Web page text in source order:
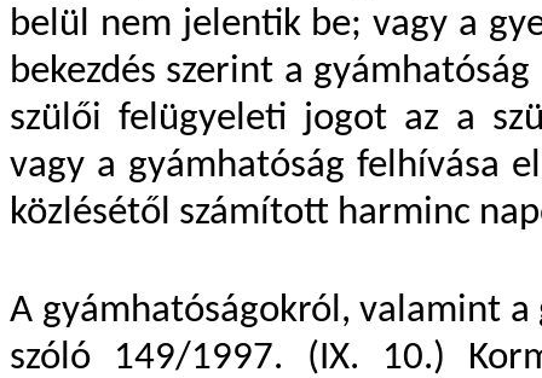
belül nem jelentik be; vagy a
bekezdés szerint a
szülői felügyeleti jogot az a
vagy a gyámhatóság felhívása
közlésétől számított harminc
A gyámhatóságokról, valamint
szóló 149/1997. (IX. 10.)